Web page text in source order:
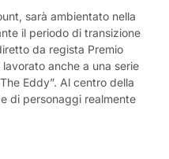
sarà ambientato nella
il periodo di transizione
da regista Premio
anche a una serie
Eddy”. Al centro della
di personaggi realmente